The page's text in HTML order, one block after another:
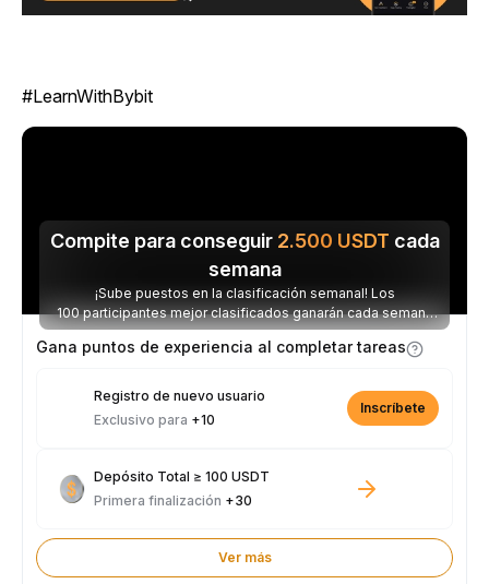
#LearnWithBybit
Compite para conseguir 2.500 USDT cada
semana
¡Sube puestos en la clasificación semanal! Los
100 participantes mejor clasificados ganarán cada semana
parte de los 2.500 USDT disponibles.
Gana puntos de experiencia al completar tareas
Registro de nuevo usuario
Exclusivo para +10
Inscríbete
Depósito Total ≥ 100 USDT
Primera finalización +30
Ver más